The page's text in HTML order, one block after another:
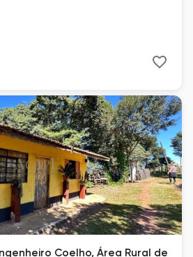
Coelho, Área Rural de